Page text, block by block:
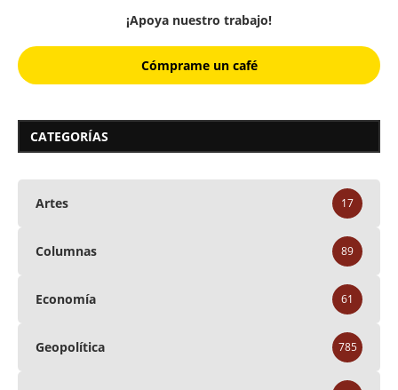
¡Apoya nuestro trabajo!
Cómprame un café
CATEGORÍAS
Artes 17
Columnas 89
Economía 61
Geopolítica 785